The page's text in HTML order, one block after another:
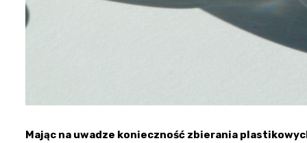
Mając na uwadze konieczność zbierania